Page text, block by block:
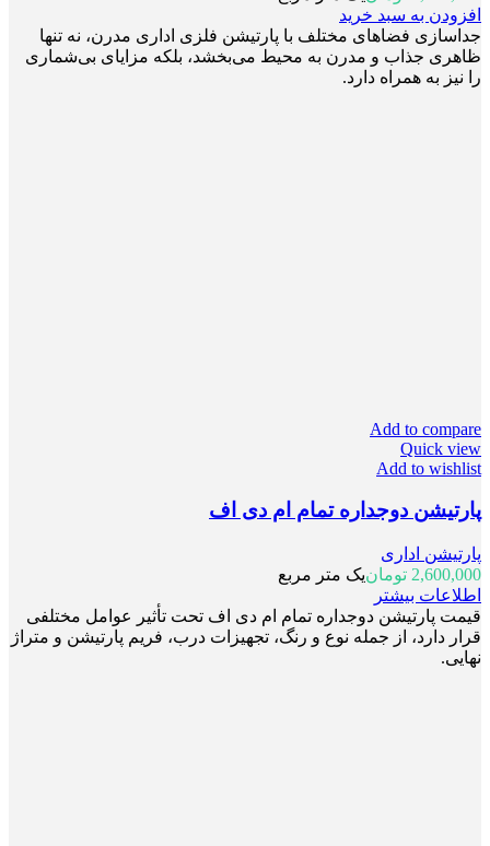
افزودن به سبد خرید
جداسازی فضاهای مختلف با پارتیشن فلزی اداری مدرن، نه تنها
ظاهری جذاب و مدرن به محیط می‌بخشد، بلکه مزایای بی‌شماری
را نیز به همراه دارد.
Add to compare
Quick view
Add to wishlist
پارتیشن دوجداره تمام ام دی اف
پارتیشن اداری
2,600,000 تومانیک متر مربع
اطلاعات بیشتر
قیمت پارتیشن دوجداره تمام ام دی اف تحت تأثیر عوامل مختلفی
قرار دارد، از جمله نوع و رنگ، تجهیزات درب، فریم پارتیشن و متراژ
نهایی.